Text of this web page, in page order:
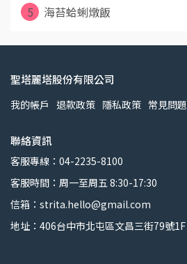
5
海苔蛤蜊燉飯
聖塔麗塔股份有限公司
我的帳戶 退款政策 隱私政策 常見問題
聯絡資訊
客服專線：04-2235-8100
客服時間：周一至周五 8:30-17:30
信箱：strita.hello@gmail.com
地址：406台中市北屯區文昌三街79號1F